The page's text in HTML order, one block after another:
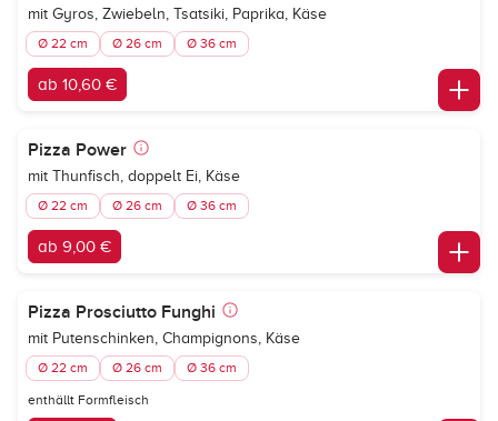
mit Gyros, Zwiebeln, Tsatsiki, Paprika, Käse
Ø 22 cm Ø 26 cm Ø 36 cm
ab 10,60 €
Pizza Power
mit Thunfisch, doppelt Ei, Käse
Ø 22 cm Ø 26 cm Ø 36 cm
ab 9,00 €
Pizza Prosciutto Funghi
mit Putenschinken, Champignons, Käse
Ø 22 cm Ø 26 cm Ø 36 cm
enthällt Formfleisch